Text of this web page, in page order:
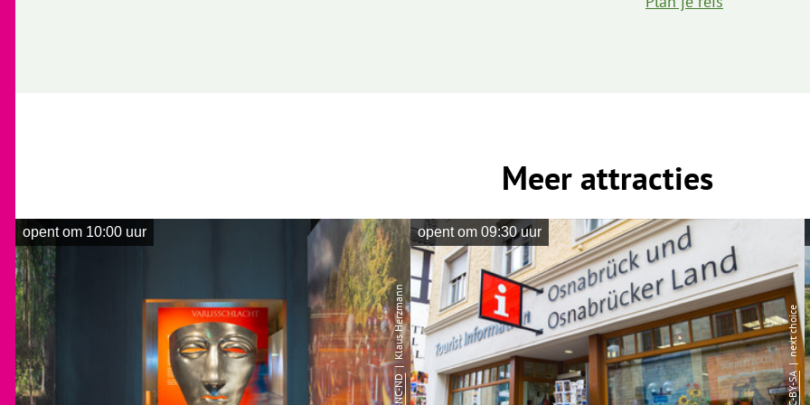
Meer attracties
opent om 10:00 uur
| Klaus Herzmann
opent om 09:30 uur
CC-BY-SA
| next choice